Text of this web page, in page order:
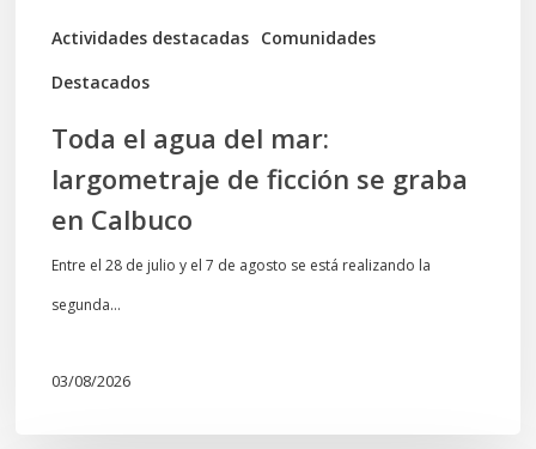
Actividades destacadas Comunidades
Destacados
graba
Toda el agua del mar:
largometraje de ficción se graba
en Calbuco
Entre el 28 de julio y el 7 de agosto se está realizando la
segunda…
03/08/2026